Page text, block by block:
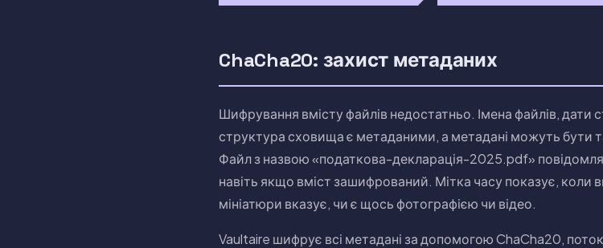
ChaCha20: захист метаданих
Шифрування вмісту файлів недостатньо. Імена файлів, дати
структура сховища є метаданими, а метадані можуть бути
Файл з назвою «податкова-декларація-2025.pdf»
навіть якщо вміст зашифрований. Мітка часу показує,
мініатюри вказує, чи є щось фотографією чи відео.
Vaultaire шифрує всі метадані за допомогою ChaCha20,